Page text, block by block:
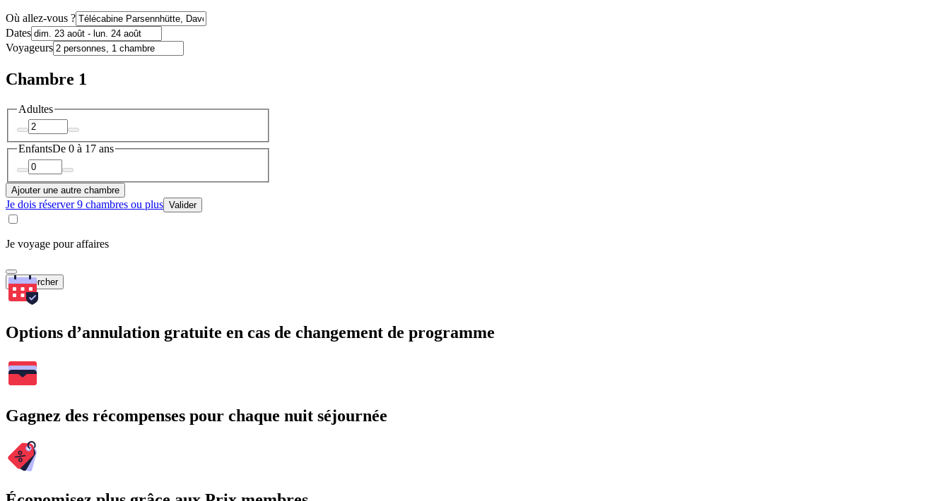
Où allez-vous ?
Dates
Voyageurs
Chambre 1
Adultes
EnfantsDe 0 à 17 ans
Ajouter une autre chambre
Je dois réserver 9 chambres ou plus Valider
Je voyage pour affaires
Rechercher
Options d’annulation gratuite en cas de changement de programme
Gagnez des récompenses pour chaque nuit séjournée